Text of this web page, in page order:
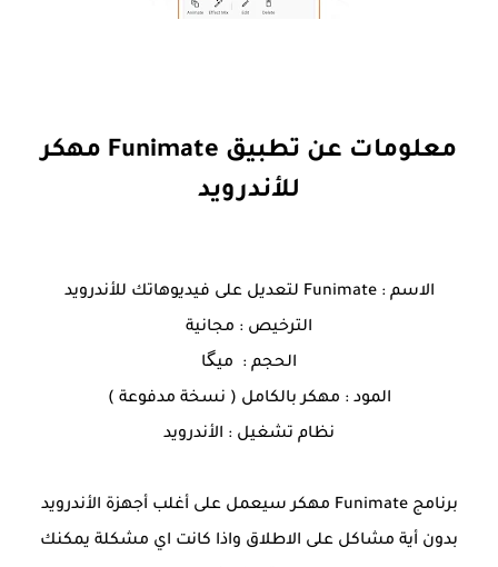
معلومات عن تطبيق Funimate مهكر
للأندرويد
الاسم : Funimate لتعديل على فيديوهاتك للأندرويد
الترخيص : مجانية
الحجم : ميگا
المود : مهكر بالكامل ( نسخة مدفوعة )
نظام تشغيل : الأندرويد
برنامج Funimate مهكر سيعمل على أغلب أجهزة الأندرويد
بدون أية مشاكل على الاطلاق واذا كانت اي مشكلة يمكنك